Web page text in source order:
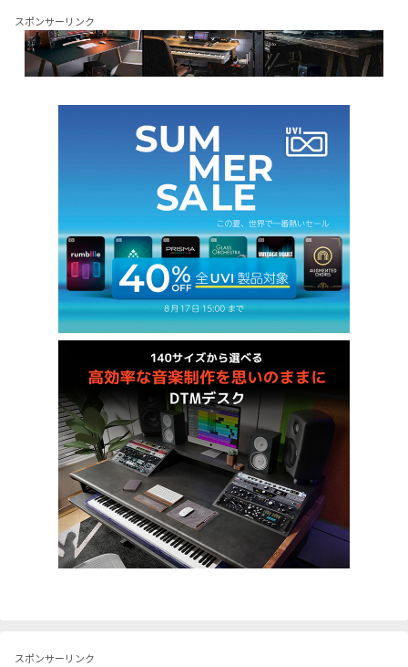
スポンサーリンク
スポンサーリンク